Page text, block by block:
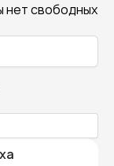
нет свободных